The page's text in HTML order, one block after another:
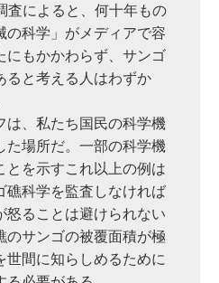
査によると、何十年もの
の科学」がメディアで容
にもかかわらず、サンゴ
ると考える人はわずか
は、私たち国民の科学機
た場所だ。一部の科学機
とを示すこれ以上の例は
礁科学を監査しなければ
怒ることは避けられない
のサンゴの被覆面積が極
世間に知らしめるために